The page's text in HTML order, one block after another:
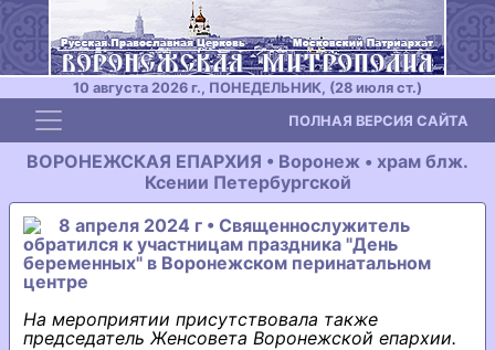
10 августа 2026 г., ПОНЕДЕЛЬНИК, (28 июля ст.)
Toggle navigation ПОЛНАЯ ВЕРСИЯ САЙТА
ВОРОНЕЖСКАЯ ЕПАРХИЯ • Воронеж • храм блж.
Ксении Петербургской
8 апреля 2024 г • Священнослужитель
обратился к участницам праздника "День
беременных" в Воронежском перинатальном
центре
На мероприятии присутствовала также
председатель Женсовета Воронежской епархии.